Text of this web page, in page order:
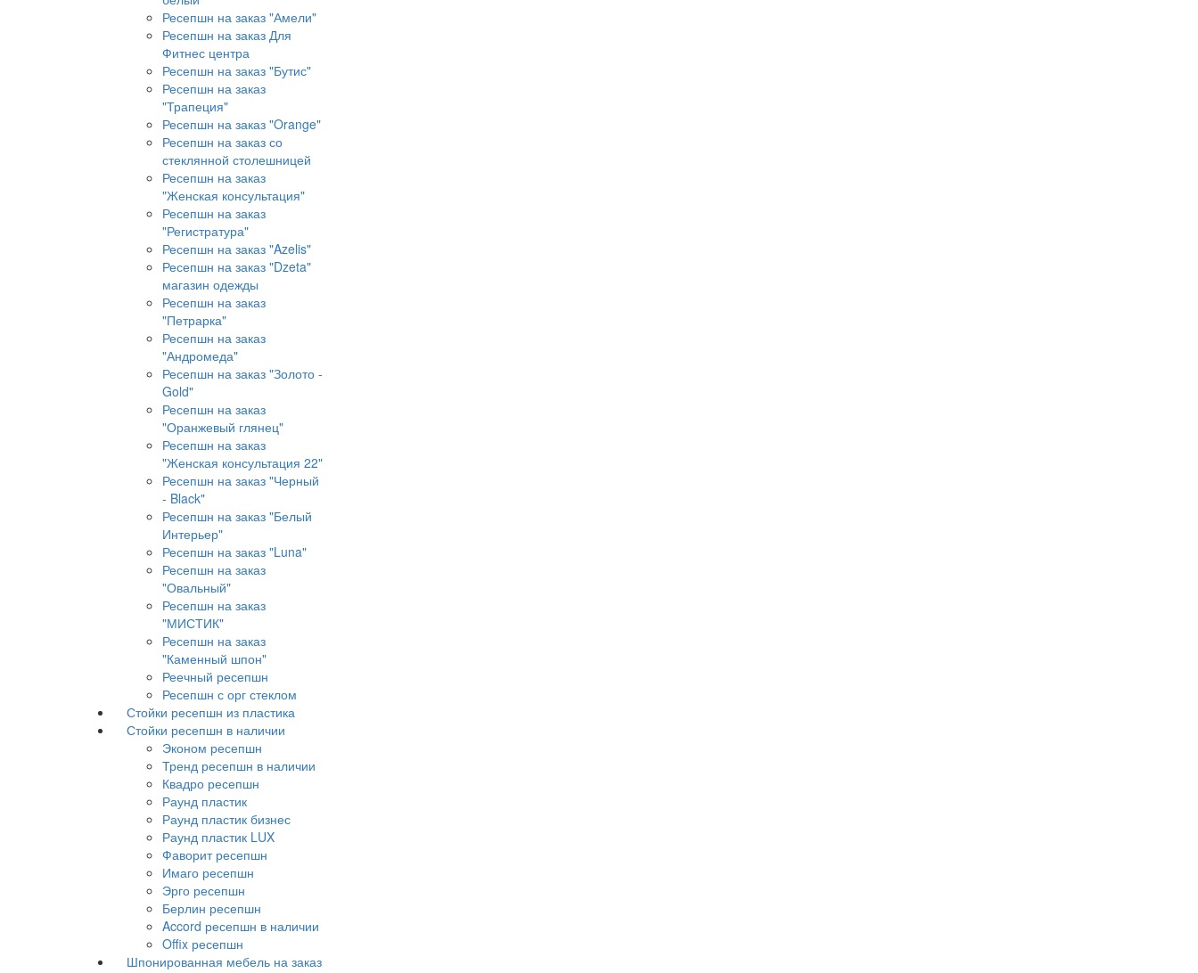
Ресепшн на заказ "Амели"
Ресепшн на заказ Для
Фитнес центра
Ресепшн на заказ "Бутис"
Ресепшн на заказ
"Трапеция"
Ресепшн на заказ "Orange"
Ресепшн на заказ со
стеклянной столешницей
Ресепшн на заказ
"Женская консультация"
Ресепшн на заказ
"Регистратура"
Ресепшн на заказ "Azelis"
Ресепшн на заказ "Dzeta"
магазин одежды
Ресепшн на заказ
"Петрарка"
Ресепшн на заказ
"Андромеда"
Ресепшн на заказ "Золото -
Gold"
Ресепшн на заказ
"Оранжевый глянец"
Ресепшн на заказ
"Женская консультация 22"
Ресепшн на заказ "Черный
- Black"
Ресепшн на заказ "Белый
Интерьер"
Ресепшн на заказ "Luna"
Ресепшн на заказ
"Овальный"
Ресепшн на заказ
"МИСТИК"
Ресепшн на заказ
"Каменный шпон"
Реечный ресепшн
Ресепшн с орг стеклом
Стойки ресепшн из пластика
Стойки ресепшн в наличии
Эконом ресепшн
Тренд ресепшн в наличии
Квадро ресепшн
Раунд пластик
Раунд пластик бизнес
Раунд пластик LUX
Фаворит ресепшн
Имаго ресепшн
Эрго ресепшн
Берлин ресепшн
Accord ресепшн в наличии
Offix ресепшн
Шпонированная мебель на заказ